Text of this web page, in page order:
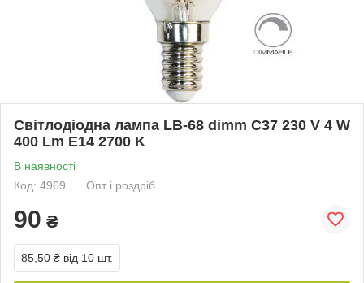
Світлодіодна лампа LB-68 dimm C37 230 V 4 W
400 Lm E14 2700 K
В наявності
Код: 4969
Опт і роздріб
90 ₴
85,50 ₴ від 10 шт.